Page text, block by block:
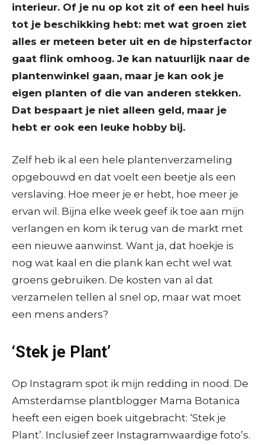
interieur. Of je nu op kot zit of een heel huis
tot je beschikking hebt: met wat groen ziet
alles er meteen beter uit en de hipsterfactor
gaat flink omhoog. Je kan natuurlijk naar de
plantenwinkel gaan, maar je kan ook je
eigen planten of die van anderen stekken.
Dat bespaart je niet alleen geld, maar je
hebt er ook een leuke hobby bij.
Zelf heb ik al een hele plantenverzameling
opgebouwd en dat voelt een beetje als een
verslaving. Hoe meer je er hebt, hoe meer je
ervan wil. Bijna elke week geef ik toe aan mijn
verlangen en kom ik terug van de markt met
een nieuwe aanwinst. Want ja, dat hoekje is
nog wat kaal en die plank kan echt wel wat
groens gebruiken. De kosten van al dat
verzamelen tellen al snel op, maar wat moet
een mens anders?
‘Stek je Plant’
Op Instagram spot ik mijn redding in nood. De
Amsterdamse plantblogger Mama Botanica
heeft een eigen boek uitgebracht: ‘Stek je
Plant’. Inclusief zeer Instagramwaardige foto’s.